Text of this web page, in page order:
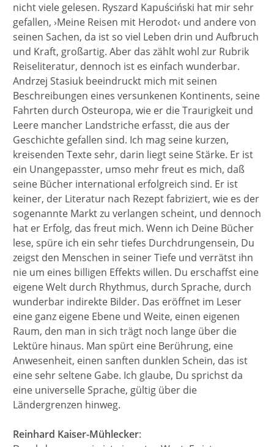
nicht viele gelesen. Ryszard Kapuściński hat mir sehr
gefallen, ›Meine Reisen mit Herodot‹ und andere von
seinen Sachen, da ist so viel Leben drin und Aufbruch
und Kraft, großartig. Aber das zählt wohl zur Rubrik
Reiseliteratur, dennoch ist es einfach wunderbar.
Andrzej Stasiuk beeindruckt mich mit seinen
Beschreibungen eines versunkenen Kontinents, seine
Fahrten durch Osteuropa, wie er die Traurigkeit und
Leere mancher Landstriche erfasst, die aus der
Geschichte gefallen sind. Ich mag seine kurzen,
kreisenden Texte sehr, darin liegt seine Stärke. Er ist
ein Unangepasster, umso mehr freut es mich, daß
seine Bücher international erfolgreich sind. Er ist
keiner, der Literatur nach Rezept fabriziert, wie es der
sogenannte Markt zu verlangen scheint, und dennoch
hat er Erfolg, das freut mich. Wenn ich Deine Bücher
lese, spüre ich ein sehr tiefes Durchdrungensein, Du
zeigst den Menschen in seiner Tiefe und verrätst ihn
nie um eines billigen Effekts willen. Du erschaffst eine
eigene Welt durch Rhythmus, durch Sprache, durch
wunderbar indirekte Bilder. Das eröffnet im Leser
eine ganz eigene Ebene und Weite, einen eigenen
Raum, den man in sich trägt noch lange über die
Lektüre hinaus. Man spürt eine Berührung, eine
Anwesenheit, einen sanften dunklen Schein, das ist
eine sehr seltene Gabe. Ich glaube, Du sprichst da
eine universelle Sprache, gültig über die
Ländergrenzen hinweg.
Reinhard Kaiser-Mühlecker: